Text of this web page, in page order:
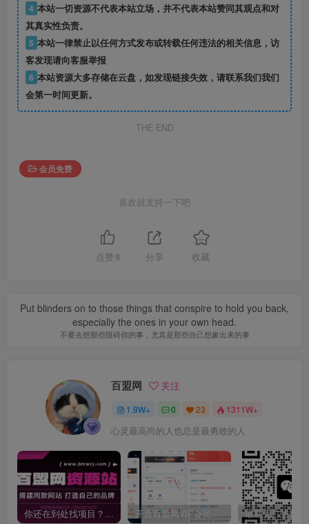
4 本站一切资源不代表本站立场，并不代表本站赞同其观点和对
其真实性负责。
5 本站一律禁止以任何方式发布或转载任何违法的相关信息，访
客发现请向客服举报
6 本站资源大多存储在云盘，如发现链接失效，请联系我们我们
会第一时间更新。
THE END
会员免费
喜欢就支持一下吧
点赞 8 分享 收藏
Put blinders on to those things that conspire to hold you back,
especially the ones in your own head.
不要去想那些阻碍你的事，尤其是那些自己想象出来的事
百盟网 关注
1.9W+ 0 23 1311W+
心灵最高尚的人也总是最勇敢的人
你还在到处找项目？还在当韭菜？我靠卖项目一个月收入5万+，曾经我也是个失败者。 开通百盟网VIP会员，尊享全站资源免费下载，享70%的推广提成！！【限时五折优惠】